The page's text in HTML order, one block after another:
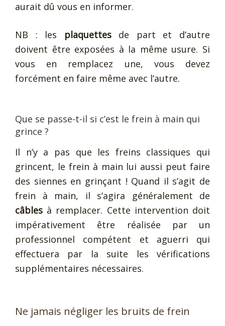
aurait dû vous en informer.
NB : les plaquettesde part et d’autre
doivent être exposées à la même usure. Si
vous en remplacez une, vous devez
forcément en faire même avec l’autre.
Que se passe-t-il si c’est le frein à main qui
grince ?
Il n’y a pas que les freins classiques qui
grincent, le frein à main lui aussi peut faire
des siennes en grinçant ! Quand il s’agit de
frein à main, il s’agira généralement de
câbles à remplacer. Cette intervention doit
impérativement être réalisée par un
professionnel compétent et aguerri qui
effectuera par la suite les vérifications
supplémentaires nécessaires.
Ne jamais négliger les bruits de frein